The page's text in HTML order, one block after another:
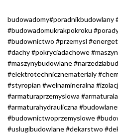
budowadomy#poradnikbudowlany
#budowadomukrakpokroku
#budownictwo #przemysl
#dachy #pokryciadachowe
#maszynybudowlane
#elektrotechnicznematerialy
#styropian #welnamineralna
#armaturaprzemyslowa
#armaturahydrauliczna
#budownictwoprzemyslowe
#uslugibudowlane #dekarstwo